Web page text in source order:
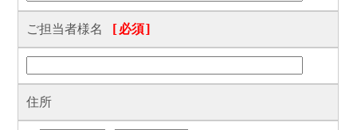
ご担当者様名 [必須]
住所